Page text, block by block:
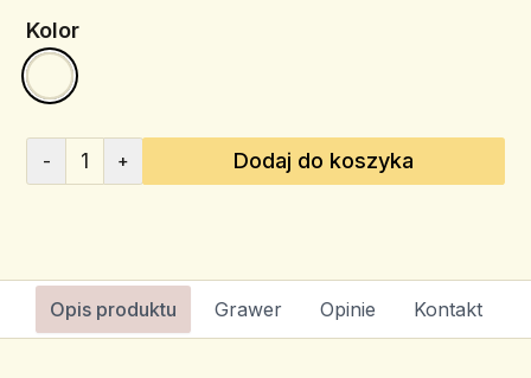
Kolor
- 1 + Dodaj do koszyka
Opis produktu Grawer Opinie Kontakt